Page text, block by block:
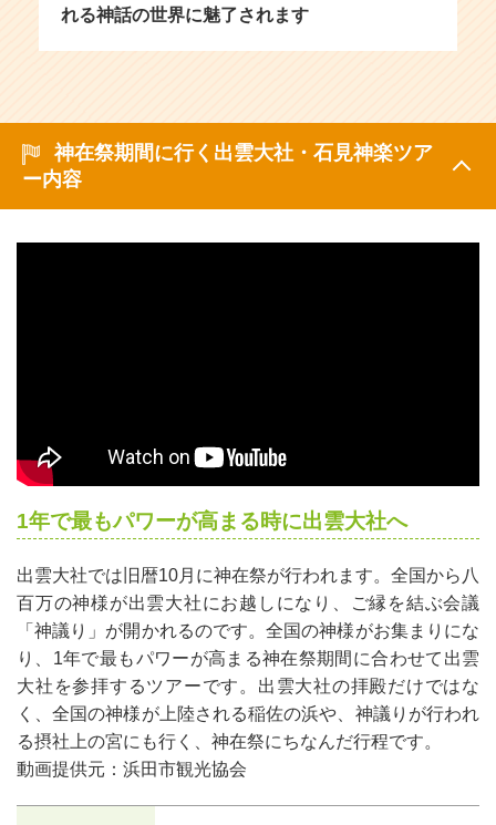
れる神話の世界に魅了されます
神在祭期間に行く出雲大社・石見神楽ツア
ー内容
1年で最もパワーが高まる時に出雲大社へ
出雲大社では旧暦10月に神在祭が行われます。全国から八
百万の神様が出雲大社にお越しになり、ご縁を結ぶ会議
「神議り」が開かれるのです。全国の神様がお集まりにな
り、1年で最もパワーが高まる神在祭期間に合わせて出雲
大社を参拝するツアーです。出雲大社の拝殿だけではな
く、全国の神様が上陸される稲佐の浜や、神議りが行われ
る摂社上の宮にも行く、神在祭にちなんだ行程です。
動画提供元：浜田市観光協会